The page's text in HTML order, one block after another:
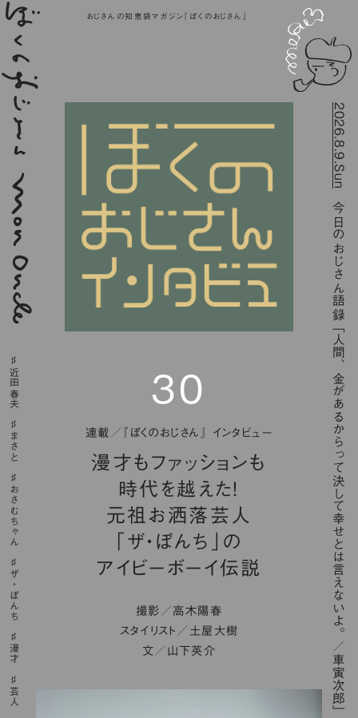
おじさんの知恵袋マガジン『ぼくのおじさん』
2026.8.9.Sun
今日のおじさん語録
「人間、金があるからって決して幸せとは言えないよ。／車寅次郎」
30
連載／『ぼくのおじさん』 インタビュー
漫才もファッションも
時代を越えた！
元祖お洒落芸人
「ザ・ぼんち」の
アイビーボーイ伝説
撮影／高木陽春
スタイリスト／土屋大樹
文／山下英介
近田春夫
まさと
おさむちゃん
ザ・ぼんち
漫才
芸人